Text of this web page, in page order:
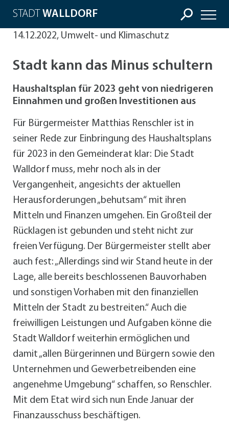
STADT WALLDORF
14.12.2022, Umwelt- und Klimaschutz
Stadt kann das Minus schultern
Haushaltsplan für 2023 geht von niedrigeren
Einnahmen und großen Investitionen aus
Für Bürgermeister Matthias Renschler ist in
seiner Rede zur Einbringung des Haushaltsplans
für 2023 in den Gemeinderat klar: Die Stadt
Walldorf muss, mehr noch als in der
Vergangenheit, angesichts der aktuellen
Herausforderungen „behutsam“ mit ihren
Mitteln und Finanzen umgehen. Ein Großteil der
Rücklagen ist gebunden und steht nicht zur
freien Verfügung. Der Bürgermeister stellt aber
auch fest: „Allerdings sind wir Stand heute in der
Lage, alle bereits beschlossenen Bauvorhaben
und sonstigen Vorhaben mit den finanziellen
Mitteln der Stadt zu bestreiten.“ Auch die
freiwilligen Leistungen und Aufgaben könne die
Stadt Walldorf weiterhin ermöglichen und
damit „allen Bürgerinnen und Bürgern sowie den
Unternehmen und Gewerbetreibenden eine
angenehme Umgebung“ schaffen, so Renschler.
Mit dem Etat wird sich nun Ende Januar der
Finanzausschuss beschäftigen.